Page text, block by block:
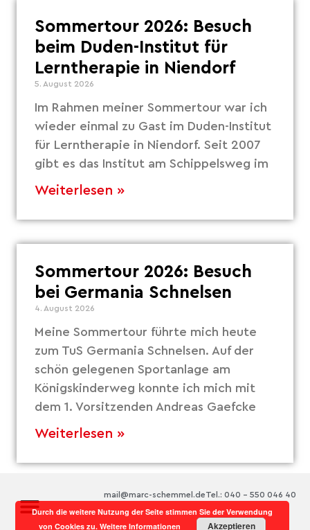
Sommertour 2026: Besuch
beim Duden-Institut für
Lerntherapie in Niendorf
5. August 2026
Im Rahmen meiner Sommertour war ich
wieder einmal zu Gast im Duden-Institut
für Lerntherapie in Niendorf. Seit 2007
gibt es das Institut am Schippelsweg im
Weiterlesen »
Sommertour 2026: Besuch
bei Germania Schnelsen
4. August 2026
Meine Sommertour führte mich heute
zum TuS Germania Schnelsen. Auf der
schön gelegenen Sportanlage am
Königskinderweg konnte ich mich mit
dem 1. Vorsitzenden Andreas Gaefcke
Weiterlesen »
Tel.: 040 – 550 046 40
mail@marc-schemmel.de
Durch die weitere Nutzung der Seite stimmen Sie der Verwendung
von Cookies zu.Weitere Informationen Akzeptieren